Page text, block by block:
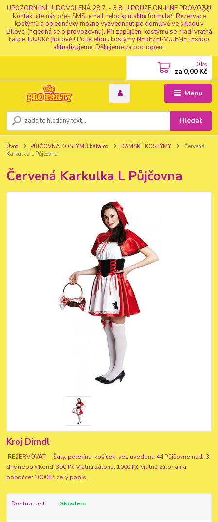
UPOZORNĚNÍ: !!! DOVOLENÁ 28.7. - 3.8. !!! POUZE ON-LINE PROVOZ !!!
Kontaktujte nás přes SMS, email nebo kontaktní formulář. Rezervace
kostýmů a objednávky možno vyzvednout po domluvě ve skladu v
Bílovci (nejedná se o provozovnu). Při zapůjčení kostýmů se hradí vratná
kauce 1000Kč (hotově)! Po telefonu kostýmy NEREZERVUJEME ! Eshop
aktualizujeme. Děkujeme za pochopení.
Menu
Hledat
0 ks
za 0,00 Kč
Úvod PŮJČOVNA KOSTÝMŮ katalog DÁMSKÉ KOSTÝMY
Červená
Karkulka L Půjčovna
Červená Karkulka L Půjčovna
Kroj Dirndl
REZERVOVAT Šaty, pelerína, košíček, vel. uvedena 44 Půjčovné na 1-3
dny nebo víkend: 350 Kč Vratná záloha: 1000 Kč Vratná záloha na
pobočce: 1000Kč celý popis
Dostupnost Skladem